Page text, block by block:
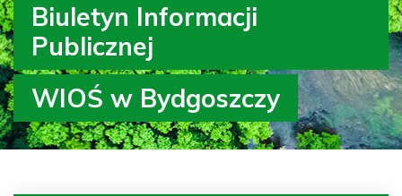
Biuletyn Informacji
Publicznej
WIOŚ w Bydgoszczy